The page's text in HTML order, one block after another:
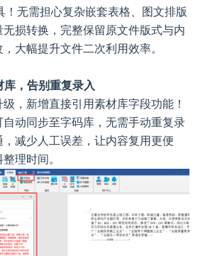
！无需担心复杂嵌套表格、图文排版
损转换，完整保留原文件版式与内
大幅提升文件二次利用效率。
，告别重复录入
，新增直接引用素材库字段功能！
动同步至字码库，无需手动重复录
，减少人工误差，让内容复用更便
理时间。